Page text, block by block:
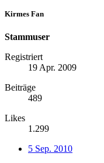
Kirmes Fan
Stammuser
Registriert
19 Apr. 2009
Beiträge
489
Likes
1.299
5 Sep. 2010